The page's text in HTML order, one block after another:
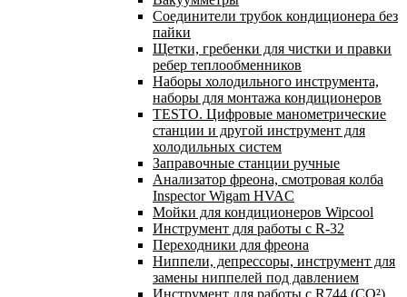
Соединители трубок кондиционера без
пайки
Щетки, гребенки для чистки и правки
ребер теплообменников
Наборы холодильного инструмента,
наборы для монтажа кондиционеров
TESTO. Цифровые манометрические
станции и другой инструмент для
холодильных систем
Заправочные станции ручные
Анализатор фреона, смотровая колба
Inspector Wigam HVAC
Мойки для кондиционеров Wipcool
Инструмент для работы с R-32
Переходники для фреона
Ниппели, депрессоры, инструмент для
замены ниппелей под давлением
Инструмент для работы с R744 (CO²)